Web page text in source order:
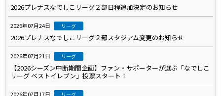
2026プレナスなでしこリーグ２部日程追加決定のお知らせ
2026年07月24日 リーグ
2026プレナスなでしこリーグ２部スタジアム変更のお知らせ
2026年07月21日 リーグ
【2026シーズン中断期間企画】ファン・サポーターが選ぶ「なでしこ
リーグ ベストイレブン」投票スタート！
2026年07月17日 リーグ